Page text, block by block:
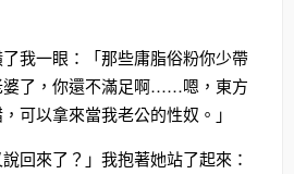
我一眼：「那些庸脂俗粉你少帶
婆了，你還不滿足啊……嗯，東方
可以拿來當我老公的性奴。」
說回來了？」我抱著她站了起來：